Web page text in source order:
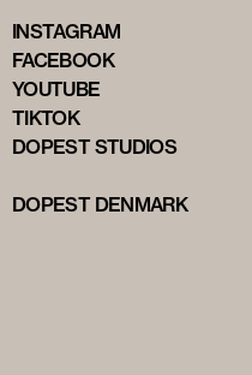
INSTAGRAM
FACEBOOK
YOUTUBE
TIKTOK
DOPEST STUDIOS
DOPEST DENMARK